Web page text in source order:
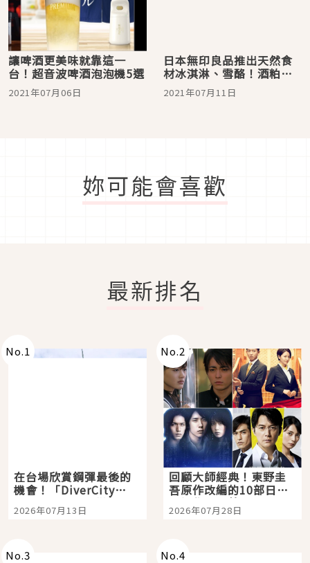
讓啤酒更美味就靠這一
台！超音波啤酒泡泡機5選
2021年07月06日
日本無印良品推出天然食
材冰淇淋、雪酪！酒粕、
焙茶、優格風味實在太吸
引人啦
2021年07月11日
妳可能會喜歡
最新排名
No.1
在台場欣賞鋼彈最後的
機會！「DiverCity
Tokyo Plaza」搭船、
購物、美食及夜景，一
2026年07月13日
No.2
回顧大師經典！東野圭
吾原作改編的10部日本
影視作品推薦
2026年07月28日
No.3 No.4